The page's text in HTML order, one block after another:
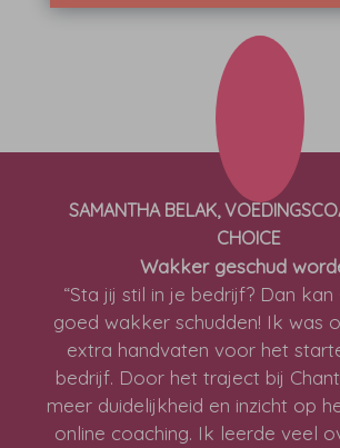
SAMANTHA BELAK,
CHOICE
Wakker geschud
“Sta jij stil in je bedrijf? Dan kan
goed wakker schudden! Ik was
extra handvaten voor het
bedrijf. Door het traject bij
meer duidelijkheid en inzicht op
online coaching. Ik leerde veel